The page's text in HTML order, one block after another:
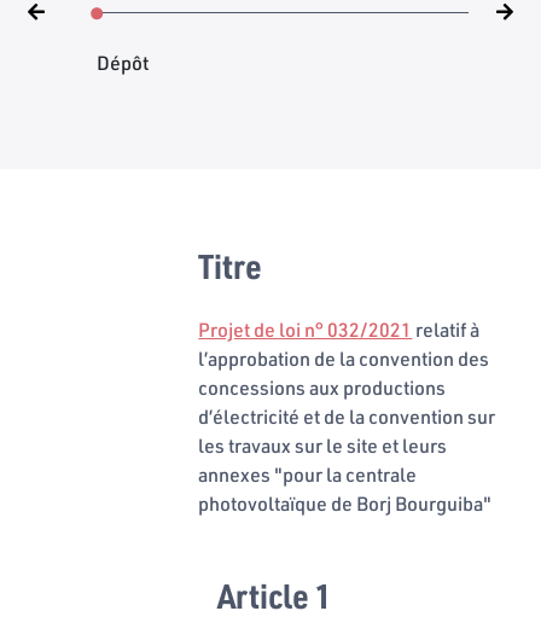
Dépôt
Titre
Projet de loi n° 032/2021 relatif à
l’approbation de la convention des
concessions aux productions
d’électricité et de la convention sur
les travaux sur le site et leurs
annexes "pour la centrale
photovoltaïque de Borj Bourguiba"
Article 1